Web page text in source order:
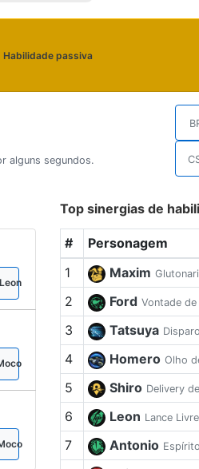
Habilidade passiva
alguns segundos.
Leon
Top sinergias de
# Personagem
1
Maxim
2
Ford Vontade de
3
Tatsuya
4
Homero Olho
5
Shiro Delivery
6
Leon Lance Livre
7
Antonio